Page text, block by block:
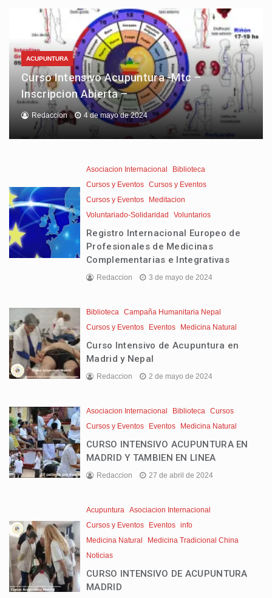
ACUPUNTURA
Curso Intensivo Acupuntura -Mtc –
Inscripcion Abierta –
Redaccion 4 de mayo de 2024
Asociacion Internacional
Biblioteca
Cursos y Eventos Cursos y Eventos
Cursos y Eventos
Meditacion
Voluntariado-Solidaridad
Voluntarios
Registro Internacional Europeo de
Profesionales de Medicinas
Complementarias e Integrativas
Redaccion 3 de mayo de 2024
Biblioteca Campaña Humanitaria Nepal
Cursos y Eventos
Eventos Medicina Natural
Curso Intensivo de Acupuntura en
Madrid y Nepal
Redaccion 2 de mayo de 2024
Asociacion Internacional Biblioteca Cursos
Cursos y Eventos
Eventos Medicina Natural
CURSO INTENSIVO ACUPUNTURA EN
MADRID Y TAMBIEN EN LINEA
Redaccion 27 de abril de 2024
Acupuntura Asociacion Internacional
Cursos y Eventos
Eventos info
Medicina Natural
Medicina Tradicional China
Noticias
CURSO INTENSIVO DE ACUPUNTURA
MADRID